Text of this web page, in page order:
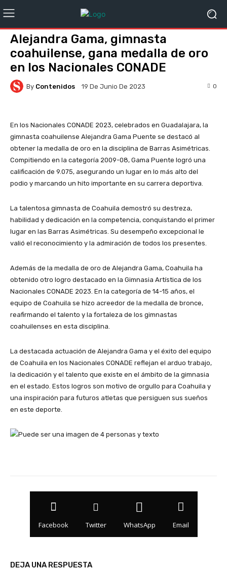
Alejandra Gama, gimnasta
coahuilense, gana medalla de oro
en los Nacionales CONADE
By Contenidos 19 De Junio De 2023 0
En los Nacionales CONADE 2023, celebrados en Guadalajara, la
gimnasta coahuilense Alejandra Gama Puente se destacó al
obtener la medalla de oro en la disciplina de Barras Asimétricas.
Compitiendo en la categoría 2009-08, Gama Puente logró una
calificación de 9.075, asegurando un lugar en lo más alto del
podio y marcando un hito importante en su carrera deportiva.
La talentosa gimnasta de Coahuila demostró su destreza,
habilidad y dedicación en la competencia, conquistando el primer
lugar en las Barras Asimétricas. Su desempeño excepcional le
valió el reconocimiento y la admiración de todos los presentes.
Además de la medalla de oro de Alejandra Gama, Coahuila ha
obtenido otro logro destacado en la Gimnasia Artística de los
Nacionales CONADE 2023. En la categoría de 14-15 años, el
equipo de Coahuila se hizo acreedor de la medalla de bronce,
reafirmando el talento y la fortaleza de los gimnastas
coahuilenses en esta disciplina.
La destacada actuación de Alejandra Gama y el éxito del equipo
de Coahuila en los Nacionales CONADE reflejan el arduo trabajo,
la dedicación y el talento que existe en el ámbito de la gimnasia
en el estado. Estos logros son motivo de orgullo para Coahuila y
una inspiración para futuros atletas que persiguen sus sueños
en este deporte.
Facebook Twitter WhatsApp Email
DEJA UNA RESPUESTA